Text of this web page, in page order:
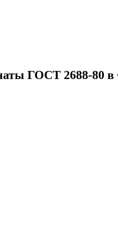
ГОСТ 2688-80 в